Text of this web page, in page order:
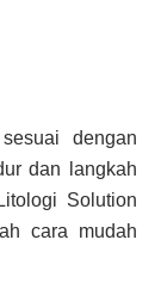
dengan
dan langkah
Solution
cara mudah